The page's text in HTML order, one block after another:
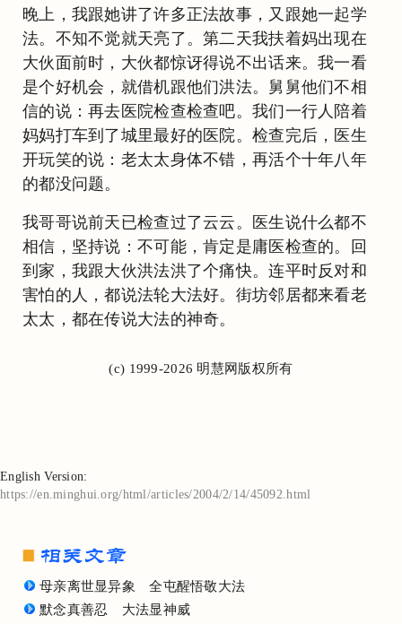
晚上，我跟她讲了许多正法故事，又跟她一起学
法。不知不觉就天亮了。第二天我扶着妈出现在
大伙面前时，大伙都惊讶得说不出话来。我一看
是个好机会，就借机跟他们洪法。舅舅他们不相
信的说：再去医院检查检查吧。我们一行人陪着
妈妈打车到了城里最好的医院。检查完后，医生
开玩笑的说：老太太身体不错，再活个十年八年
的都没问题。
我哥哥说前天已检查过了云云。医生说什么都不
相信，坚持说：不可能，肯定是庸医检查的。回
到家，我跟大伙洪法洪了个痛快。连平时反对和
害怕的人，都说法轮大法好。街坊邻居都来看老
太太，都在传说大法的神奇。
(c) 1999-2026 明慧网版权所有
English Version:
https://en.minghui.org/html/articles/2004/2/14/45092.html
母亲离世显异象 全屯醒悟敬大法
默念真善忍 大法显神威